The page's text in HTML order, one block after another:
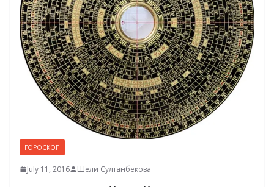
ГОРОСКОП
July 11, 2016 Шели Султанбекова